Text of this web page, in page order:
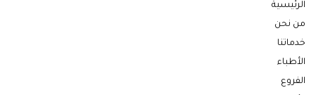
الرئيسية
من نحن
خدماتنا
الأطباء
الفروع